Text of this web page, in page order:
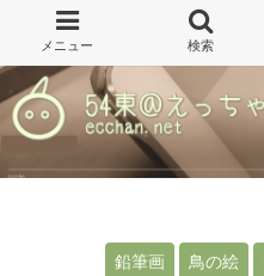
鉛筆画 鳥の絵